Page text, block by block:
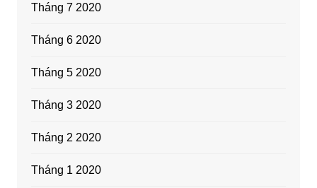
Tháng 7 2020
Tháng 6 2020
Tháng 5 2020
Tháng 3 2020
Tháng 2 2020
Tháng 1 2020